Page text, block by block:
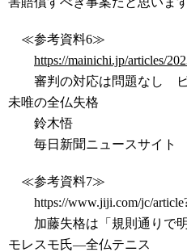
≪参考資料6≫
https://mainichi.jp/articles/
審判の対応は問題なし ビ
未唯の全仏失格
鈴木悟
毎日新聞ニュースサイト
≪参考資料7≫
https://www.jiji.com/jc/
加藤失格は「規則通りで
モレスモ氏―全仏テニス